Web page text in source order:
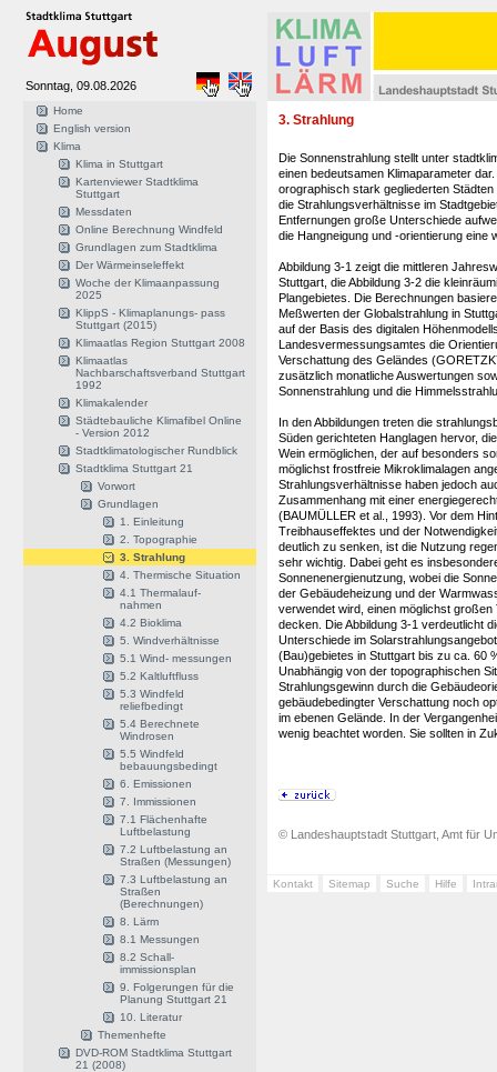
Sonntag, 09.08.2026
Home
English version
Klima
Klima in Stuttgart
Kartenviewer Stadtklima
Stuttgart
Messdaten
Online Berechnung Windfeld
Grundlagen zum Stadtklima
Der Wärmeinseleffekt
Woche der Klimaanpassung
2025
KlippS - Klimaplanungs- pass
Stuttgart (2015)
Klimaatlas Region Stuttgart 2008
Klimaatlas
Nachbarschaftsverband Stuttgart
1992
Klimakalender
Städtebauliche Klimafibel Online
- Version 2012
Stadtklimatologischer Rundblick
Stadtklima Stuttgart 21
Vorwort
Grundlagen
1. Einleitung
2. Topographie
3. Strahlung
4. Thermische Situation
4.1 Thermalauf-
nahmen
4.2 Bioklima
5. Windverhältnisse
5.1 Wind- messungen
5.2 Kaltluftfluss
5.3 Windfeld
reliefbedingt
5.4 Berechnete
Windrosen
5.5 Windfeld
bebauungsbedingt
6. Emissionen
7. Immissionen
7.1 Flächenhafte
Luftbelastung
7.2 Luftbelastung an
Straßen (Messungen)
7.3 Luftbelastung an
Straßen
(Berechnungen)
8. Lärm
8.1 Messungen
8.2 Schall-
immissionsplan
9. Folgerungen für die
Planung Stuttgart 21
10. Literatur
Themenhefte
DVD-ROM Stadtklima Stuttgart
21 (2008)
3. Strahlung
Die Sonnenstrahlung stellt unter
einen bedeutsamen Klimaparameter
orographisch stark gegliederten
die Strahlungsverhältnisse im
Entfernungen große Unterschiede
die Hangneigung und -orientierung eine
Abbildung 3-1 zeigt die mittleren
Stuttgart, die Abbildung 3-2 die
Plangebietes. Die Berechnungen
Meßwerten der Globalstrahlung in
auf der Basis des digitalen
Landesvermessungsamtes die
Verschattung des Geländes
zusätzlich monatliche Auswertungen
Sonnenstrahlung und die
In den Abbildungen treten die
Süden gerichteten Hanglagen hervor,
Wein ermöglichen, der auf besonders
möglichst frostfreie Mikroklimalagen
Strahlungsverhältnisse haben jedoch
Zusammenhang mit einer
(BAUMÜLLER et al., 1993). Vor dem
Treibhauseffektes und der
deutlich zu senken, ist die Nutzung
sehr wichtig. Dabei geht es
Sonnenenergienutzung, wobei die
der Gebäudeheizung und der
verwendet wird, einen möglichst
decken. Die Abbildung 3-1 verdeutlicht
Unterschiede im
(Bau)gebietes in Stuttgart bis zu ca. 60
Unabhängig von der topographischen
Strahlungsgewinn durch die
gebäudebedingter Verschattung noch
im ebenen Gelände. In der
wenig beachtet worden. Sie sollten in
© Landeshauptstadt Stuttgart, Amt für
Kontakt Sitemap Suche Hilfe